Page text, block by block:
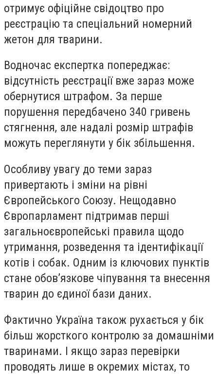
отримує офіційне свідоцтво про
реєстрацію та спеціальний номерний
жетон для тварини.
Водночас експертка попереджає:
відсутність реєстрації вже зараз може
обернутися штрафом. За перше
порушення передбачено 340 гривень
стягнення, але надалі розмір штрафів
можуть переглянути у бік збільшення.
Особливу увагу до теми зараз
привертають і зміни на рівні
Європейського Союзу. Нещодавно
Європарламент підтримав перші
загальноєвропейські правила щодо
утримання, розведення та ідентифікації
котів і собак. Одним із ключових пунктів
стане обов’язкове чіпування та внесення
тварин до єдиної бази даних.
Фактично Україна також рухається у бік
більш жорсткого контролю за домашніми
тваринами. І якщо зараз перевірки
проводять лише в окремих містах, то